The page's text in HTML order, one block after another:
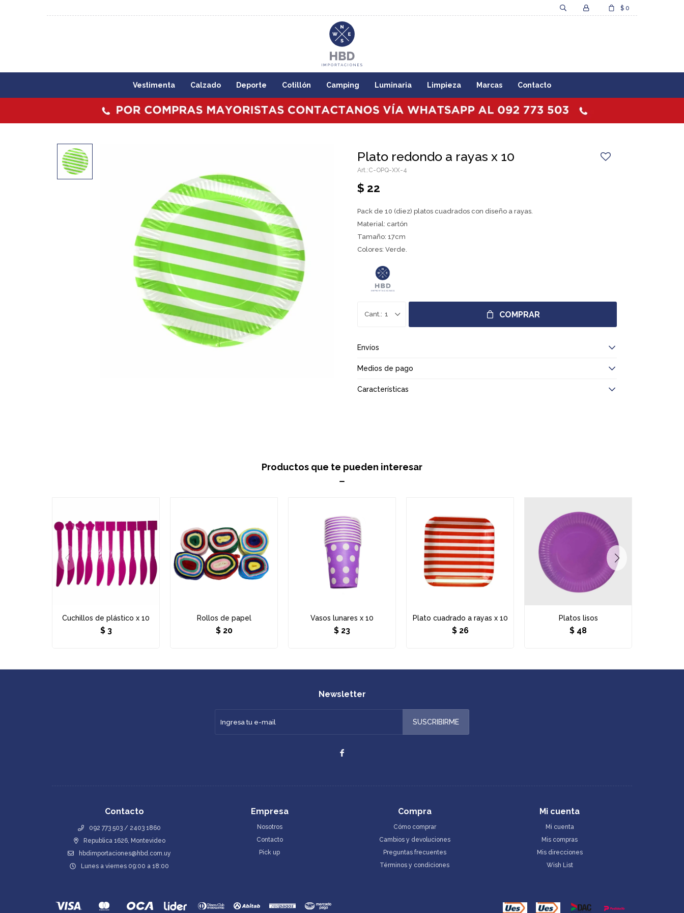
Vestimenta Calzado Deporte Cotillón Camping Luminaria Limpieza Marcas Contacto
$ 0
Plato redondo a rayas x 10
C-OPQ-XX-4
$ 22
Pack de 10 (diez) platos cuadrados con diseño a rayas.
Material: cartón
Tamaño: 17cm
Colores: Verde.
1 COMPRAR
Envíos
Medios de pago
Características
Productos que te pueden interesar
Cuchillos de plástico x 10
$ 3
Rollos de papel
$ 20
Vasos lunares x 10
$ 23
Plato cuadrado a rayas x 10
$ 26
Platos lisos
$ 48
Contacto
092 773 503 / 2403 1860
Republica 1626, Montevideo
hbdimportaciones@hbd.com.uy
Lunes a viernes 09:00 a 18:00
Empresa
Nosotros
Contacto
Pick up
Compra
Cómo comprar
Cambios y devoluciones
Preguntas frecuentes
Términos y condiciones
Mi cuenta
Mi cuenta
Mis compras
Mis direcciones
Wish List
Newsletter
SUSCRIBIRME
